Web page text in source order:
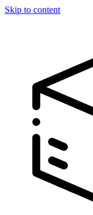
Skip to content